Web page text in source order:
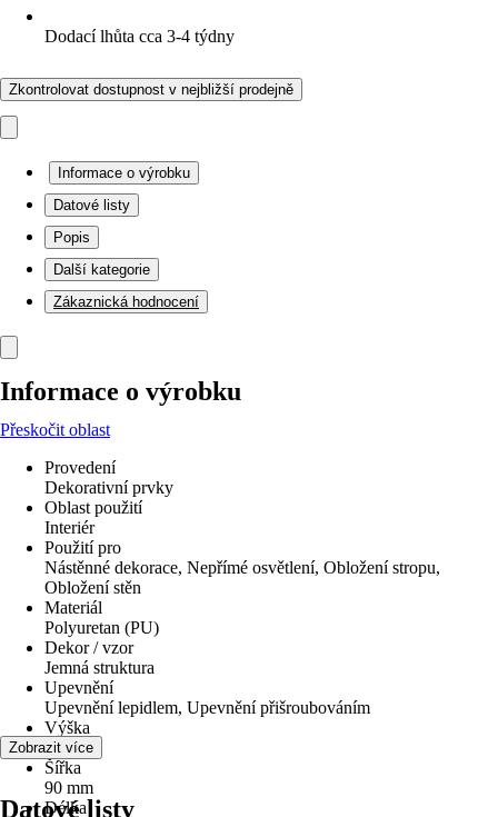
Dodací lhůta cca 3-4 týdny
Zkontrolovat dostupnost v nejbližší prodejně
Informace o výrobku
Datové listy
Popis
Další kategorie
Zákaznická hodnocení
Informace o výrobku
Přeskočit oblast
Provedení
Dekorativní prvky
Oblast použití
Interiér
Použití pro
Nástěnné dekorace, Nepřímé osvětlení, Obložení stropu,
Obložení stěn
Materiál
Polyuretan (PU)
Dekor / vzor
Jemná struktura
Upevnění
Upevnění lepidlem, Upevnění přišroubováním
Výška
6 cm
Šířka
90 mm
Délka
Zobrazit více
Datové listy